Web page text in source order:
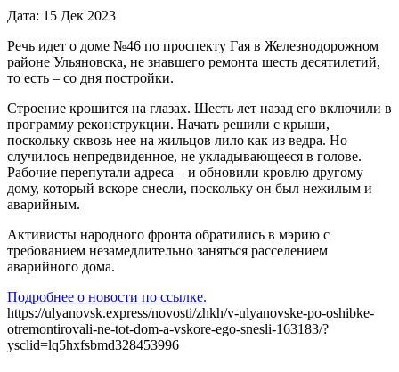
Дата: 15 Дек 2023
Речь идет о доме №46 по проспекту Гая в Железнодорожном
районе Ульяновска, не знавшего ремонта шесть десятилетий,
то есть – со дня постройки.
Строение крошится на глазах. Шесть лет назад его включили в
программу реконструкции. Начать решили с крыши,
поскольку сквозь нее на жильцов лило как из ведра. Но
случилось непредвиденное, не укладывающееся в голове.
Рабочие перепутали адреса – и обновили кровлю другому
дому, который вскоре снесли, поскольку он был нежилым и
аварийным.
Активисты народного фронта обратились в мэрию с
требованием незамедлительно заняться расселением
аварийного дома.
Подробнее о новости по ссылке.
https://ulyanovsk.express/novosti/zhkh/v-ulyanovske-po-oshibke-
otremontirovali-ne-tot-dom-a-vskore-ego-snesli-163183/?
ysclid=lq5hxfsbmd328453996